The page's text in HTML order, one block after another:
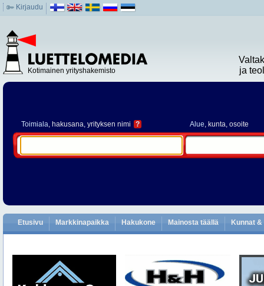
Kirjaudu
Kotimainen yrityshakemisto
ja
Toimiala, hakusana, yrityksen nimi ? Alue, kunta, osoite
Etusivu Markkinapaikka Hakukone Mainosta täällä Kunnat